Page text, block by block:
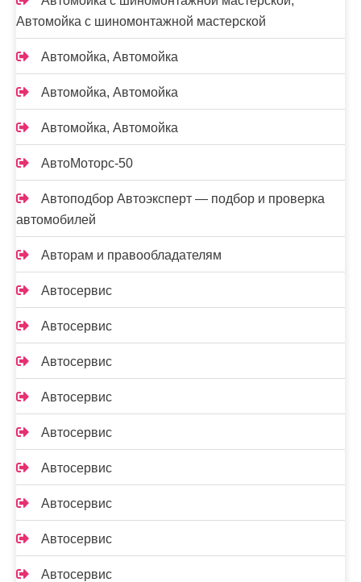
Автомойка с шиномонтажной мастерской
Автомойка, Автомойка
Автомойка, Автомойка
Автомойка, Автомойка
АвтоМоторс-50
Автоподбор Автоэксперт — подбор и проверка
автомобилей
Авторам и правообладателям
Автосервис
Автосервис
Автосервис
Автосервис
Автосервис
Автосервис
Автосервис
Автосервис
Автосервис